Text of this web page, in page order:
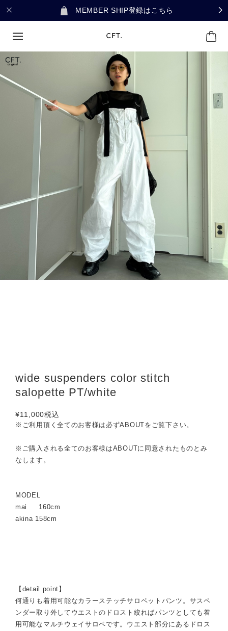
MEMBER SHIP登録はこちら
wide suspenders color stitch
salopette PT/white
¥11,000税込
※ご利用頂く全てのお客様は必ずABOUTをご覧下さい。
※ご購入される全てのお客様はABOUTに同意されたものとみ
なします。
MODEL
mai 160cm
akina 158cm
【detail point】
何通りも着用可能なカラーステッチサロペットパンツ。サスペ
ンダー取り外してウエストのドロスト絞ればパンツとしても着
用可能なマルチウェイサロペです。ウエスト部分にあるドロス